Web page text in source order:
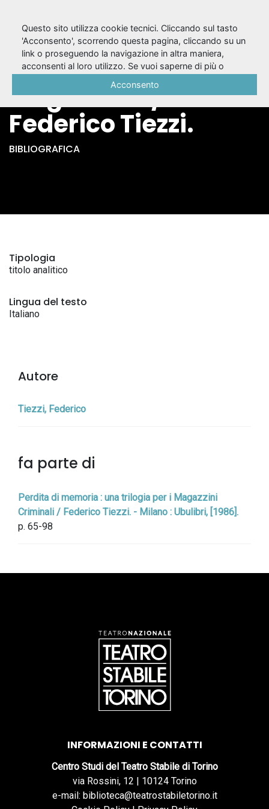
Ritratto dell'attore
da giovane /
Federico Tiezzi.
BIBLIOGRAFICA
Tipologia
titolo analitico
Lingua del testo
Italiano
Autore
Tiezzi, Federico
fa parte di
Perdita di memoria : una trilogia per i Magazzini
Criminali / Federico Tiezzi. - Milano : Ubulibri, [1986].
p. 65-98
INFORMAZIONI E CONTATTI
Centro Studi del Teatro Stabile di Torino
via Rossini, 12 | 10124 Torino
e-mail: biblioteca@teatrostabiletorino.it
Questo sito utilizza cookie tecnici. Cliccando sul tasto
'Acconsento', scorrendo questa pagina, cliccando su un
link o proseguendo la navigazione in altra maniera,
acconsenti al loro utilizzo. Se vuoi saperne di più o
Acconsento